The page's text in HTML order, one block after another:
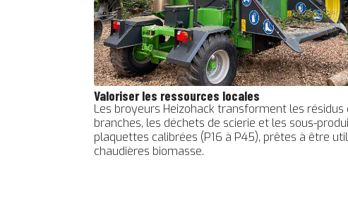
Valoriser les ressources locales
Les broyeurs Heizohack transforment les résidus
branches, les déchets de scierie et les sous-
plaquettes calibrées (P16 à P45), prêtes à être
chaudières biomasse.